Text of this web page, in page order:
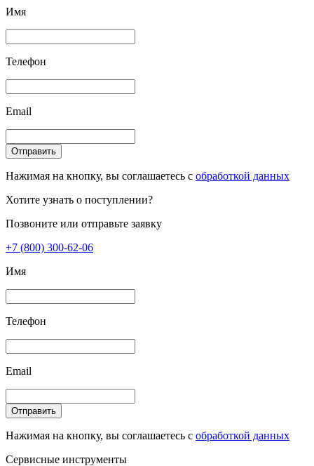
Имя
Телефон
Email
Отправить
Нажимая на кнопку, вы соглашаетесь с обработкой данных
Хотите узнать о поступлении?
Позвоните или отправьте заявку
+7 (800) 300-62-06
Имя
Телефон
Email
Отправить
Нажимая на кнопку, вы соглашаетесь с обработкой данных
Сервисные инструменты